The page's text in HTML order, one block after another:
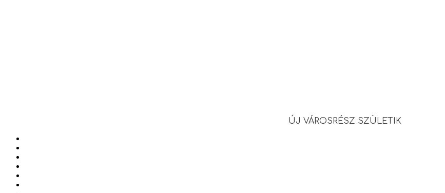
ÚJ VÁROSRÉSZ SZÜLETIK